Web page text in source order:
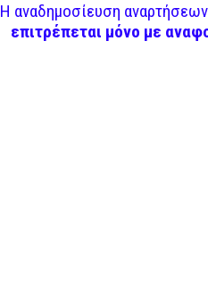
Η αναδημοσίευση
επιτρέπεται μόνο με